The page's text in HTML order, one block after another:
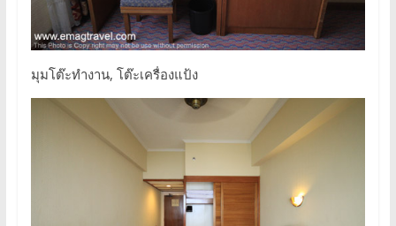
มุมโต๊ะทำงาน, โต๊ะเครื่องแป้ง